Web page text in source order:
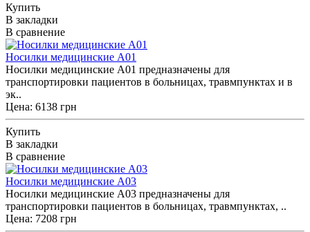
Купить
В закладки
В сравнение
Носилки медицинские A01
Носилки медицинские A01 предназначены для
транспортировки пациентов в больницах, травмпунктах и в
эк..
Цена: 6138 грн
Купить
В закладки
В сравнение
Носилки медицинские A03
Ноcилки медицинские A03 предназначены для
транспортировки пациентов в больницах, травмпунктах, ..
Цена: 7208 грн